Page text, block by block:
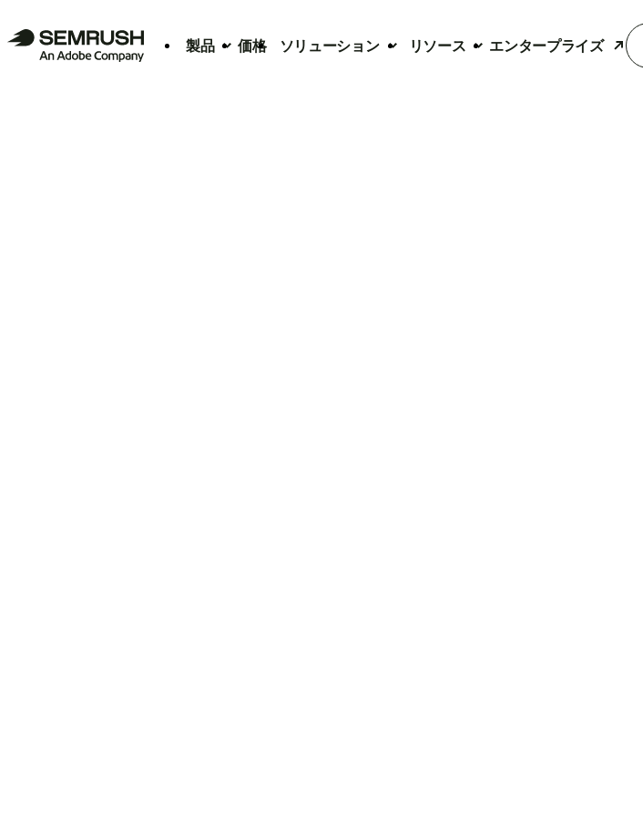
製品 価格 ソリューション リソース エンタープライズ